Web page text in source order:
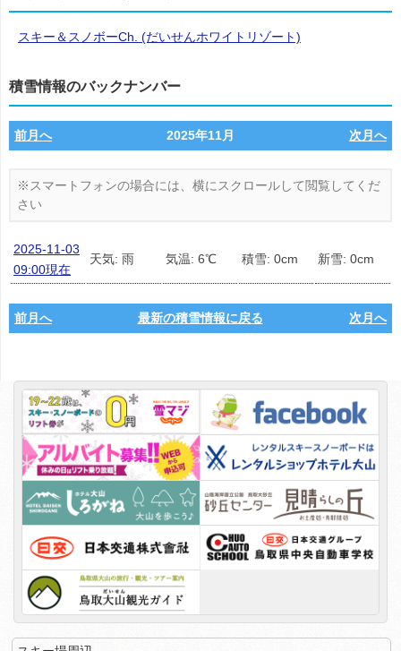
スキー＆スノボーCh. (だいせんホワイトリゾート)
積雪情報のバックナンバー
前月へ 2025年11月 次月へ
2025-11-03
09:00現在
天気: 雨 気温: 6℃ 積雪: 0cm 新雪: 0cm
前月へ 最新の積雪情報に戻る 次月へ